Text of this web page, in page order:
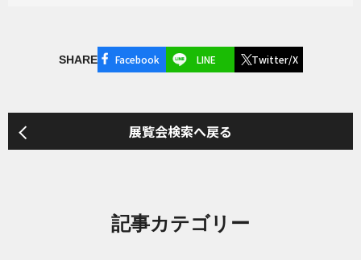
SHARE Facebook LINE Twitter/X
展覧会検索へ戻る
記事カテゴリー